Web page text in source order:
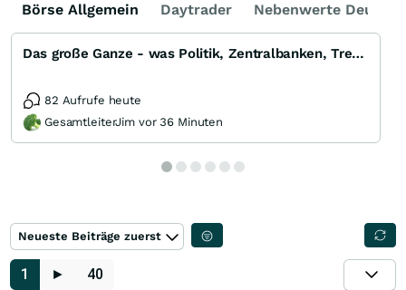
Börse Allgemein Daytrader Nebenwerte
Das große Ganze - was Politik, Zentralbanken, Trends, Medien und Gesellschaft mit Aktien, Rohstoffen
82 Aufrufe heute
GesamtleiterJim vor 36 Minuten
Neueste Beiträge zuerst
1 ► 40